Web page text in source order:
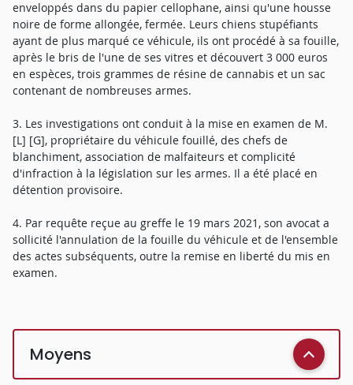
enveloppés dans du papier cellophane, ainsi qu'une housse
noire de forme allongée, fermée. Leurs chiens stupéfiants
ayant de plus marqué ce véhicule, ils ont procédé à sa fouille,
après le bris de l'une de ses vitres et découvert 3 000 euros
en espèces, trois grammes de résine de cannabis et un sac
contenant de nombreuses armes.
3. Les investigations ont conduit à la mise en examen de M.
[L] [G], propriétaire du véhicule fouillé, des chefs de
blanchiment, association de malfaiteurs et complicité
d'infraction à la législation sur les armes. Il a été placé en
détention provisoire.
4. Par requête reçue au greffe le 19 mars 2021, son avocat a
sollicité l'annulation de la fouille du véhicule et de l'ensemble
des actes subséquents, outre la remise en liberté du mis en
examen.
Moyens